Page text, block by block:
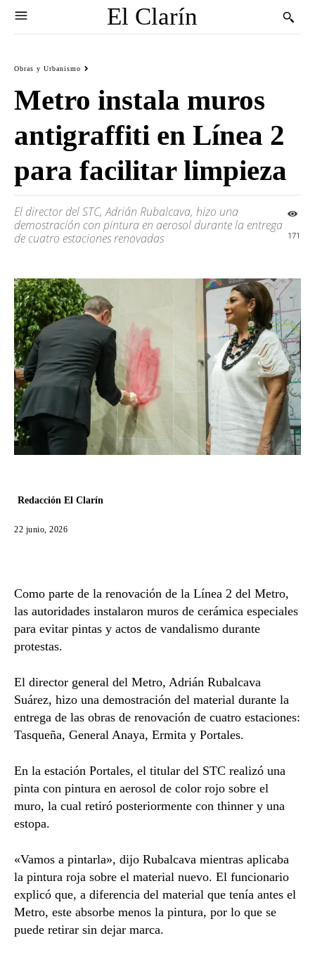
El Clarín
Obras y Urbanismo
Metro instala muros
antigraffiti en Línea 2
para facilitar limpieza
El director del STC, Adrián Rubalcava, hizo una
demostración con pintura en aerosol durante la entrega
de cuatro estaciones renovadas
171
Redacción El Clarín
22 junio, 2026
Como parte de la renovación de la Línea 2 del Metro,
las autoridades instalaron muros de cerámica especiales
para evitar pintas y actos de vandalismo durante
protestas.
El director general del Metro, Adrián Rubalcava
Suárez, hizo una demostración del material durante la
entrega de las obras de renovación de cuatro estaciones:
Tasqueña, General Anaya, Ermita y Portales.
En la estación Portales, el titular del STC realizó una
pinta con pintura en aerosol de color rojo sobre el
muro, la cual retiró posteriormente con thinner y una
estopa.
«Vamos a pintarla», dijo Rubalcava mientras aplicaba
la pintura roja sobre el material nuevo. El funcionario
explicó que, a diferencia del material que tenía antes el
Metro, este absorbe menos la pintura, por lo que se
puede retirar sin dejar marca.